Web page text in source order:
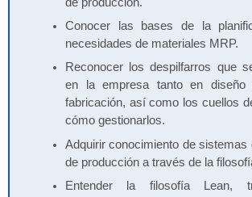
Conocer las bases de la
necesidades de materiales MRP.
Reconocer los despilfarros que
en la empresa tanto en diseño
fabricación, así como los cuellos
cómo gestionarlos.
Adquirir conocimiento de sistemas
de producción a través de la
Entender la filosofía Lean,